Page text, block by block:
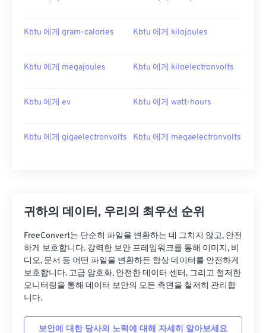
Kbtu 에게 gram-calories Kbtu 에게 kilojoules
Kbtu 에게 megajoules Kbtu 에게 kiloelectronvolts
Kbtu 에게 ev Kbtu 에게 watt-hours
Kbtu 에게 gigaelectronvolts Kbtu 에게 megaelectronvolts
귀하의 데이터, 우리의 최우선 순위
FreeConvert는 단순히 파일을 변환하는 데 그치지 않고, 안전
하게 보호합니다. 강력한 보안 프레임워크를 통해 이미지, 비
디오, 문서 등 어떤 파일을 변환하든 항상 데이터를 안전하게
보호합니다. 고급 암호화, 안전한 데이터 센터, 그리고 철저한
모니터링을 통해 데이터 보안의 모든 측면을 철저히 관리합
니다.
보안에 대한 당사의 노력에 대해 자세히 알아보세요